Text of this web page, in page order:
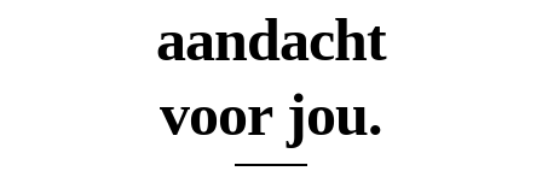
aandacht
voor jou.